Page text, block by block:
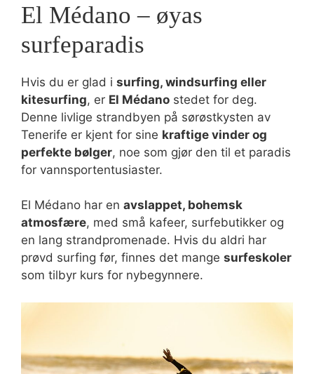
El Médano – øyas
surfeparadis
Hvis du er glad i surfing, windsurfing eller
kitesurfing, er El Médano stedet for deg.
Denne livlige strandbyen på sørøstkysten av
Tenerife er kjent for sine kraftige vinder og
perfekte bølger, noe som gjør den til et paradis
for vannsportentusiaster.
El Médano har en avslappet, bohemsk
atmosfære, med små kafeer, surfebutikker og
en lang strandpromenade. Hvis du aldri har
prøvd surfing før, finnes det mange surfeskoler
som tilbyr kurs for nybegynnere.